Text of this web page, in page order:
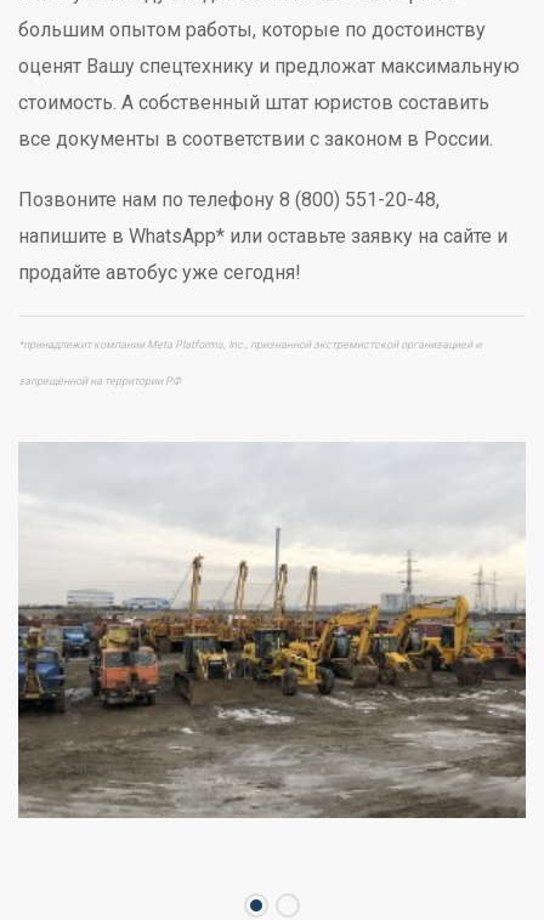
большим опытом работы, которые по достоинству
оценят Вашу спецтехнику и предложат максимальную
стоимость. А собственный штат юристов составить
все документы в соответствии с законом в России.
Позвоните нам по телефону 8 (800) 551-20-48,
напишите в WhatsApp* или оставьте заявку на сайте и
продайте автобус уже сегодня!
*принадлежит компании Meta Platforms, Inc., признанной экстремистской организацией и
запрещённой на территории РФ